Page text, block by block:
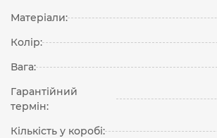
Матеріали:
Колір:
Вага:
Гарантійний
термін:
Кількість у коробі: